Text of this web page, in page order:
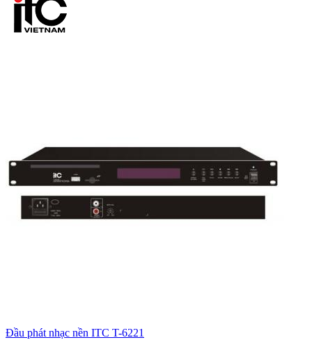
Đầu phát nhạc nền ITC T-6221